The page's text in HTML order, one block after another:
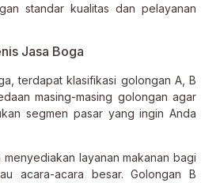
standar kualitas dan pelayanan
Jasa Boga
terdapat klasifikasi golongan A, B
masing-masing golongan agar
segmen pasar yang ingin Anda
layanan makanan bagi
acara-acara besar. Golongan B